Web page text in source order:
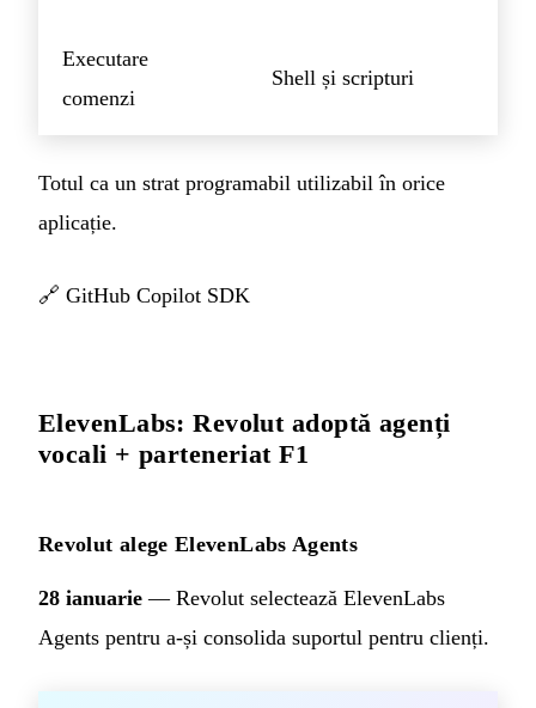
Executare
comenzi
Shell și scripturi
Totul ca un strat programabil utilizabil în orice
aplicație.
🔗 GitHub Copilot SDK
ElevenLabs: Revolut adoptă agenți
vocali + parteneriat F1
Revolut alege ElevenLabs Agents
28 ianuarie — Revolut selectează ElevenLabs
Agents pentru a-și consolida suportul pentru clienți.